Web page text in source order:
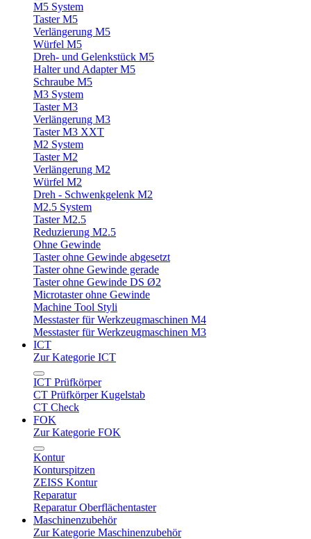
M5 System
Taster M5
Verlängerung M5
Würfel M5
Dreh- und Gelenkstück M5
Halter und Adapter M5
Schraube M5
M3 System
Taster M3
Verlängerung M3
Taster M3 XXT
M2 System
Taster M2
Verlängerung M2
Würfel M2
Dreh - Schwenkgelenk M2
M2.5 System
Taster M2.5
Reduzierung M2.5
Ohne Gewinde
Taster ohne Gewinde abgesetzt
Taster ohne Gewinde gerade
Taster ohne Gewinde DS Ø2
Microtaster ohne Gewinde
Machine Tool Styli
Messtaster für Werkzeugmaschinen M4
Messtaster für Werkzeugmaschinen M3
ICT
Zur Kategorie ICT
ICT Prüfkörper
CT Prüfkörper Kugelstab
CT Check
FOK
Zur Kategorie FOK
Kontur
Konturspitzen
ZEISS Kontur
Reparatur
Reparatur Oberflächentaster
Maschinenzubehör
Zur Kategorie Maschinenzubehör